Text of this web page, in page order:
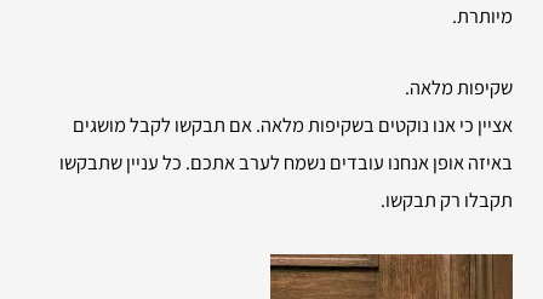
מיותרת.
שקיפות מלאה.
אציין כי אנו נוקטים בשקיפות מלאה. אם תבקשו לקבל מושגים
באיזה אופן אנחנו עובדים נשמח לערב אתכם. כל עניין שתבקשו
תקבלו רק תבקשו.